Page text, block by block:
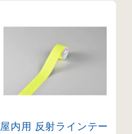
屋内用 反射ラインテー